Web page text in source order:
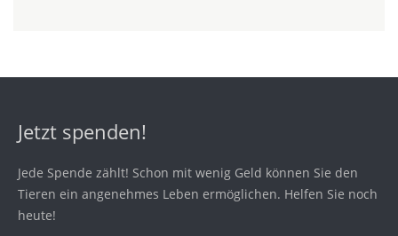
Jetzt spenden!
Jede Spende zählt! Schon mit wenig Geld können Sie den
Tieren ein angenehmes Leben ermöglichen. Helfen Sie noch
heute!